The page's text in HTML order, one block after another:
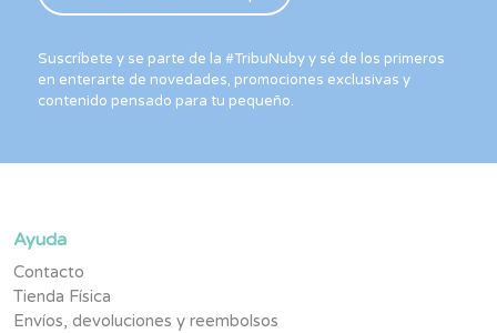
Suscríbete y se parte de la #TribuNuby y sé de los primeros
en enterarte de novedades, promociones exclusivas y
contenido pensado para tu pequeño.
Ayuda
Contacto
Tienda Física
Envíos, devoluciones y reembolsos